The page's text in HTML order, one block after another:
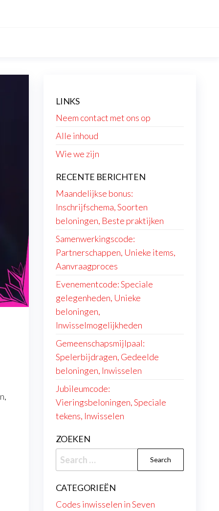
LINKS
Neem contact met ons op
Alle inhoud
Wie we zijn
RECENTE BERICHTEN
Maandelijkse bonus:
Inschrijfschema, Soorten
beloningen, Beste praktijken
Samenwerkingscode:
Partnerschappen, Unieke items,
Aanvraagproces
Evenementcode: Speciale
gelegenheden, Unieke
beloningen,
Inwisselmogelijkheden
Gemeenschapsmijlpaal:
Spelerbijdragen, Gedeelde
beloningen, Inwisselen
Jubileumcode:
Vieringsbeloningen, Speciale
tekens, Inwisselen
ZOEKEN
Search
for:
CATEGORIEËN
Codes inwisselen in Seven